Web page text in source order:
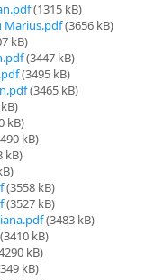
(1315 kB)
Marius.pdf(3656 kB)
kB)
(3447 kB)
(3495 kB)
(3465 kB)
kB)
kB)
kB)
(3558 kB)
(3527 kB)
(3483 kB)
kB)
kB)
kB)